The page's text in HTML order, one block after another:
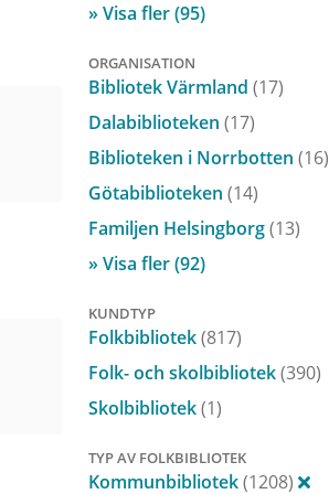
» Visa fler (95)
ORGANISATION
Bibliotek Värmland (17)
Dalabiblioteken (17)
Biblioteken i Norrbotten (16)
Götabiblioteken (14)
Familjen Helsingborg(13)
» Visa fler (92)
KUNDTYP
Folkbibliotek(817)
Folk- och skolbibliotek(390)
Skolbibliotek(1)
TYP AV FOLKBIBLIOTEK
Kommunbibliotek(1208)